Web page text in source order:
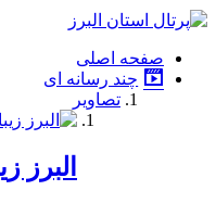
فصد
شرق
تهران
خشکشویی
صفحه اصلی
چند رسانه ای
تصاویر
البرز